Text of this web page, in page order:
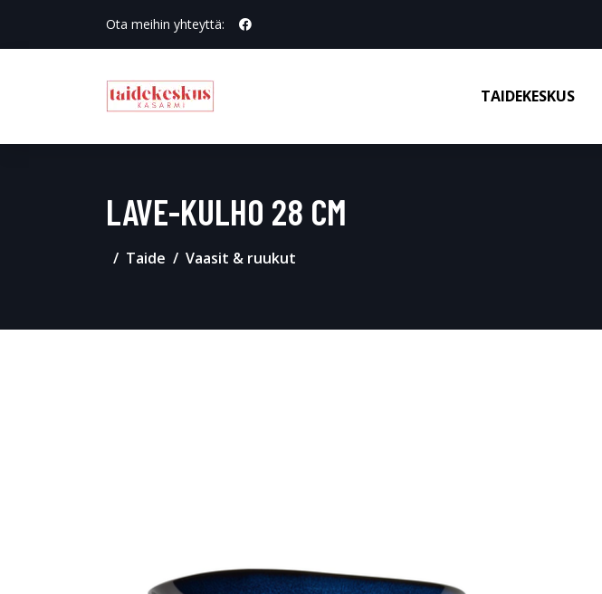
Ota meihin yhteyttä:
TAIDEKESKUS
LAVE-KULHO 28 CM
Taide Vaasit & ruukut